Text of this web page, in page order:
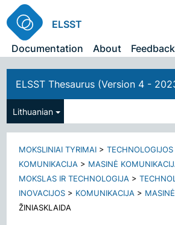
ELSST
Documentation
About Feedback
ELSST Thesaurus (Version 4 -
Lithuanian
MOKSLINIAI TYRIMAI >
KOMUNIKACIJA > MASINĖ
MOKSLAS IR TECHNOLOGIJA >
INOVACIJOS > KOMUNIKACIJA >
ŽINIASKLAIDA